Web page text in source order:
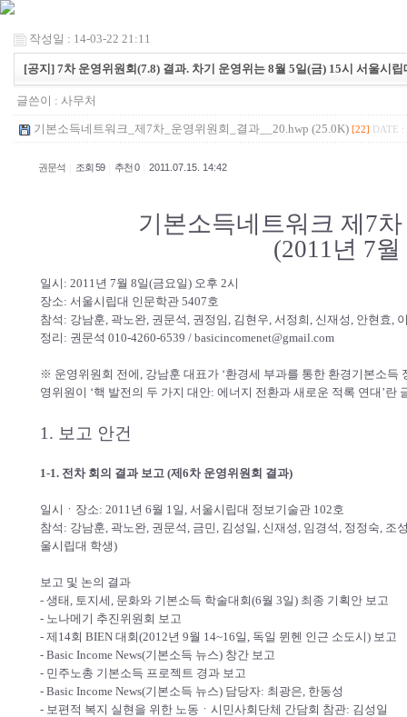
작성일 : 14-03-22 21:11
[공지] 7차 운영위원회(7.8) 결과. 차기 운영위는 8월 5일(금) 15시 서울시립
글쓴이 : 사무처
기본소득네트워크_제7차_운영위원회_결과__20.hwp (25.0K) [22] DATE
권문석 조회 59 추천 0 2011.07.15. 14:42
기본소득네트워크 제7
(2011년 7월
일시: 2011년 7월 8일(금요일) 오후 2시
장소: 서울시립대 인문학관 5407호
참석: 강남훈, 곽노완, 권문석, 권정임, 김현우, 서정희, 신재성, 안현효,
정리: 권문석 010-4260-6539 / basicincomenet@gmail.com
※ 운영위원회 전에, 강남훈 대표가 ‘환경세 부과를 통한 환경기본소득
영위원이 ‘핵 발전의 두 가지 대안: 에너지 전환과 새로운 적록 연대’란
1. 보고 안건
1-1. 전차 회의 결과 보고 (제6차 운영위원회 결과)
일시ㆍ장소: 2011년 6월 1일, 서울시립대 정보기술관 102호
참석: 강남훈, 곽노완, 권문석, 금민, 김성일, 신재성, 임경석, 정정숙,
울시립대 학생)
보고 및 논의 결과
- 생태, 토지세, 문화와 기본소득 학술대회(6월 3일) 최종 기획안 보고
- 노나메기 추진위원회 보고
- 제14회 BIEN 대회(2012년 9월 14~16일, 독일 뮌헨 인근 소도시) 보고
- Basic Income News(기본소득 뉴스) 창간 보고
- 민주노총 기본소득 프로젝트 경과 보고
- Basic Income News(기본소득 뉴스) 담당자: 최광은, 한동성
- 보편적 복지 실현을 위한 노동ㆍ시민사회단체 간담회 참관: 김성일